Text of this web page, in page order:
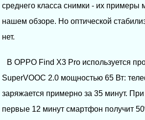
среднего класса снимки - их примеры
нашем обзоре. Но оптической
нет.
В OPPO Find X3 Pro используется
SuperVOOC 2.0 мощностью 65 Вт:
заряжается примерно за 35 минут.
первые 12 минут смартфон получит